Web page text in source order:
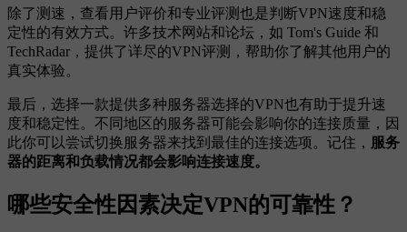
除了测速，查看用户评价和专业评测也是判断VPN速度和稳
定性的有效方式。许多技术网站和论坛，如 Tom's Guide 和
TechRadar，提供了详尽的VPN评测，帮助你了解其他用户的
真实体验。
最后，选择一款提供多种服务器选择的VPN也有助于提升速
度和稳定性。不同地区的服务器可能会影响你的连接质量，因
此你可以尝试切换服务器来找到最佳的连接选项。记住，
服务
器的距离和负载情况都会影响连接速度。
哪些安全性因素决定VPN的可靠性？